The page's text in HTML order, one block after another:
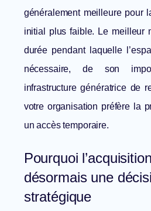
généralement meilleure pour
initial plus faible. Le meilleur
durée pendant laquelle
nécessaire, de son
infrastructure génératrice de
votre organisation préfère la
un accès temporaire.
Pourquoi
désormais une
stratégique